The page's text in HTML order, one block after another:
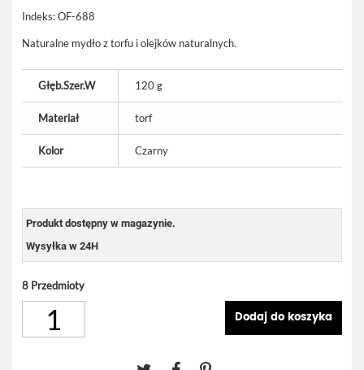
Indeks:OF-688
Naturalne mydło z torfu i olejków naturalnych.
Głęb.Szer.W 120 g
Materiał torf
Kolor Czarny
Produkt dostępny w magazynie.
Wysyłka w 24H
8 Przedmioty
Dodaj do koszyka